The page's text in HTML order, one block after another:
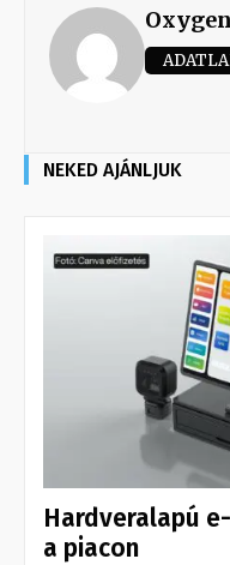
NEKED AJÁNLJUK
Hardveralapú
a piacon